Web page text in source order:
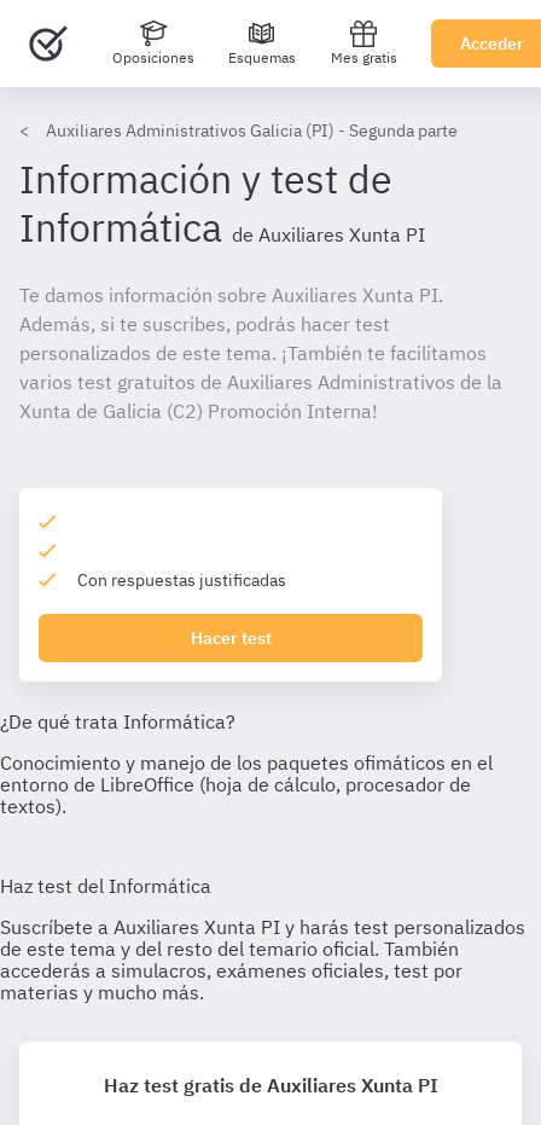
Oposiciones Esquemas Mes gratis
Acceder
Auxiliares Administrativos Galicia (PI) - Segunda parte
Información y test de
Informática de Auxiliares Xunta PI
Te damos información sobre Auxiliares Xunta PI.
Además, si te suscribes, podrás hacer test
personalizados de este tema. ¡También te facilitamos
varios test gratuitos de Auxiliares Administrativos de la
Xunta de Galicia (C2) Promoción Interna!
Con respuestas justificadas
Hacer test
Haz test gratis de Auxiliares Xunta PI